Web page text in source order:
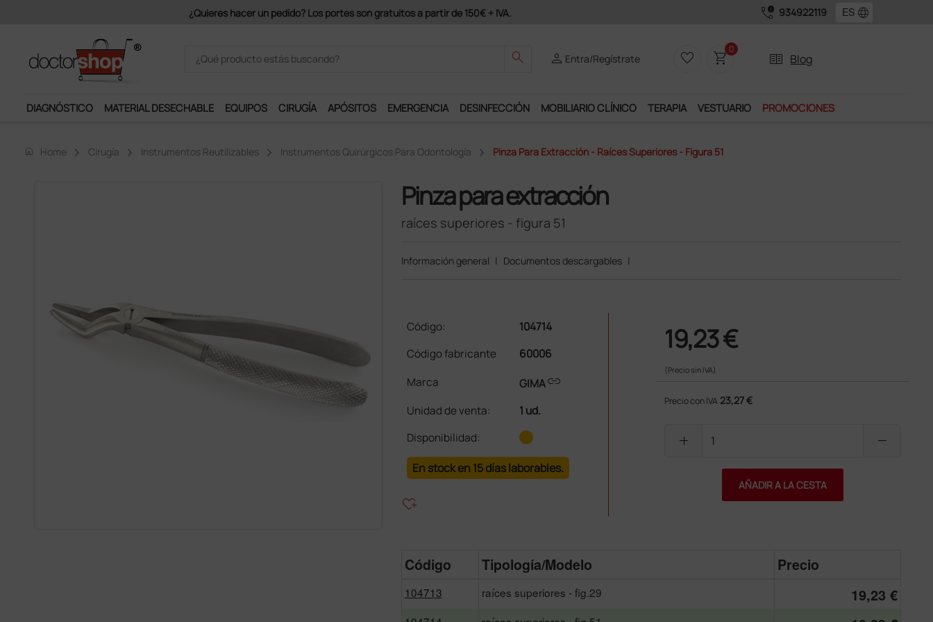
Únete al programa Ds Plus y podrás disfrutar de muchos servicios exclusivos.
call_quality 934922119 language
search person Entra/Regístrate favorite_border shopping_cart0
two_pager Blog
DIAGNÓSTICO MATERIAL DESECHABLE EQUIPOS CIRUGÍA APÓSITOS EMERGENCIA DESINFECCIÓN MOBILIARIO CLÍNICO TERAPIA VESTUARIO PROMOCIONES
home Home Cirugía Instrumentos Reutilizables Instrumentos Quirúrgicos Para Odontología Pinza Para Extracción - Raíces Superiores - Figura 51
Pinza para extracción
raíces superiores - figura 51
Información general | Documentos descargables |
Código:
104714
Código fabricante
60006
Marca
GIMAlink
Unidad de venta:
1 ud.
Disponibilidad:
En stock en 15 días laborables.
heart_plus
19,23 €
(Precio sin IVA)
Precio con IVA 23,27 €
add remove
AÑADIR A LA CESTA
Código Tipología/Modelo Precio
104713 raíces superiores - fig.29 19,23 €